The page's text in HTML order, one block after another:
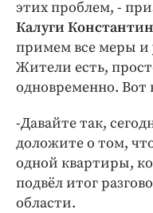
этих проблем, -
Калуги
примем все меры и
Жители есть,
одновременно. Вот
-Давайте так,
доложите о том,
одной квартиры,
подвёл итог
области.